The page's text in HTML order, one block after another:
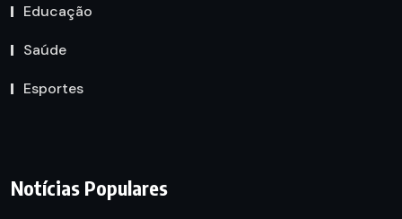
Educação
Saúde
Esportes
Notícias Populares